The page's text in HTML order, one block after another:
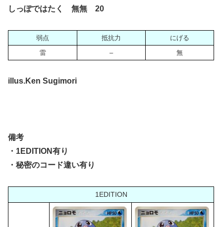
しっぽではたく 無無 20
弱点 抵抗力
にげる
雷
– 無
illus.Ken Sugimori
備考
・1EDITION有り
・秘密のコード違い有り
1EDITION